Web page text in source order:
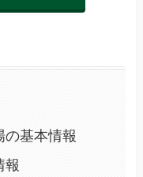
基本情報
報